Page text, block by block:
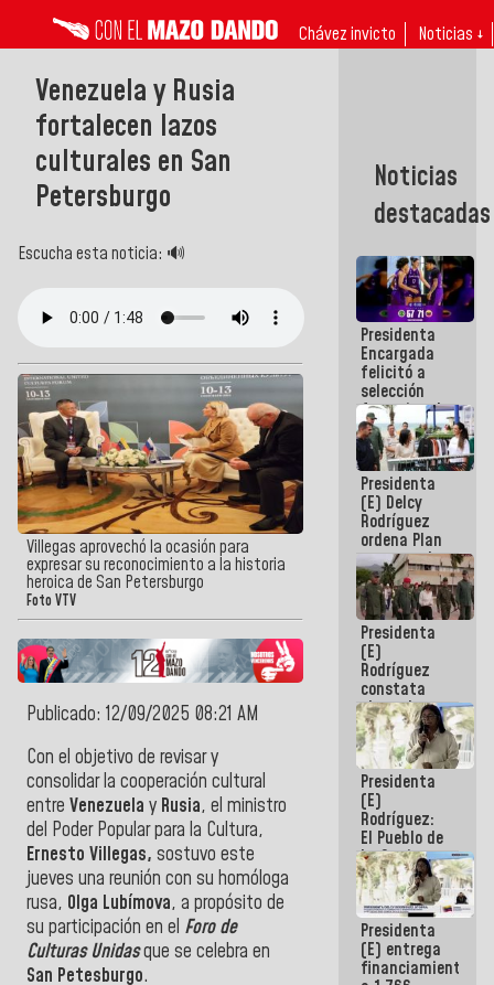
Chávez invicto Noticias ↓
Venezuela y Rusia
fortalecen lazos
culturales en San
Petersburgo
Escucha esta noticia: 🔊
Villegas aprovechó la ocasión para
expresar su reconocimiento a la historia
heroica de San Petersburgo
Foto VTV
Publicado: 12/09/2025 08:21 AM
Con el objetivo de revisar y
consolidar la cooperación cultural
entre Venezuela y Rusia, el ministro
del Poder Popular para la Cultura,
Ernesto Villegas, sostuvo este
jueves una reunión con su homóloga
rusa, Olga Lubímova, a propósito de
su participación en el Foro de
Culturas Unidasque se celebra en
San Petesburgo.
Noticias
destacadas
Presidenta
Encargada
felicitó a
selección
femenina de
baloncesto
por su
clasificación
a la
AmeriCup
2027
Presidenta
(E) Delcy
Rodríguez
ordena Plan
maestro de
desarrollo
logístico y
turístico
para La
Guaira
Presidenta
(E)
Rodríguez
constata
obras de
rehabilitación
de Escuela
Militar de
Mamo en La
Guaira
Presidenta
(E)
Rodríguez:
El Pueblo de
La Guaira
siempre
estará
acompañada
por el
Gobierno
Nacional
Presidenta
(E) entrega
financiamientos